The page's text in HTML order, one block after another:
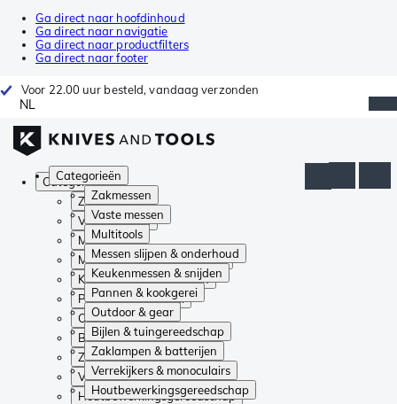
Ga direct naar hoofdinhoud
Ga direct naar navigatie
Ga direct naar productfilters
Ga direct naar footer
Voor 22.00 uur besteld, vandaag verzonden
NL
Categorieën
Zakmessen
Vaste messen
Multitools
Messen slijpen & onderhoud
Keukenmessen & snijden
Pannen & kookgerei
Outdoor & gear
Bijlen & tuingereedschap
Zaklampen & batterijen
Verrekijkers & monoculairs
Houtbewerkingsgereedschap
Categorieën
Zakmessen
Vaste messen
Multitools
Messen slijpen & onderhoud
Keukenmessen & snijden
Pannen & kookgerei
Outdoor & gear
Bijlen & tuingereedschap
Zaklampen & batterijen
Verrekijkers & monoculairs
Houtbewerkingsgereedschap